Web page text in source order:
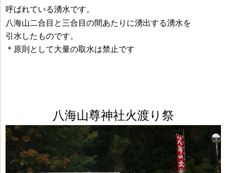
呼ばれている湧水です。
八海山二合目と三合目の間あたりに湧出する湧水を
引水したものです。
＊原則として大量の取水は禁止です
八海山尊神社火渡り祭